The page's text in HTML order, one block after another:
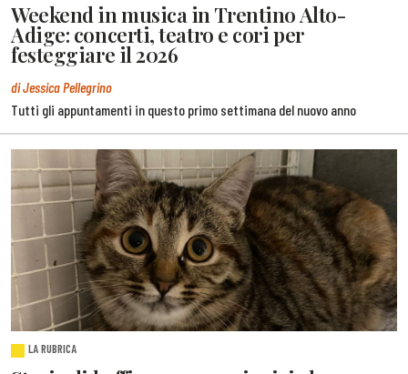
Weekend in musica in Trentino Alto-
Adige: concerti, teatro e cori per
festeggiare il 2026
di Jessica Pellegrino
Tutti gli appuntamenti in questo primo settimana del nuovo anno
LA RUBRICA